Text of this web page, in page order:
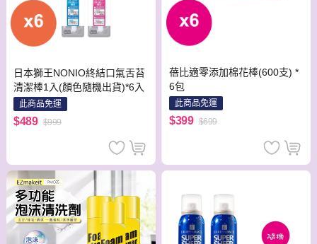
日本獅王NONIO終結口氣舌苔
清潔棒1入(顏色隨機出貨)*6入
此商品免運
$489 $999
蓓比適零添加棉花棒(600支) *
6包
此商品免運
$399 $699